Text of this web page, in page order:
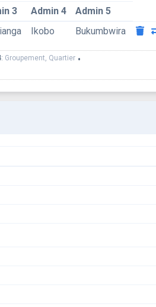
3 Admin 4
Admin 5
Ikobo Bukumbwira
Groupement, Quartier •